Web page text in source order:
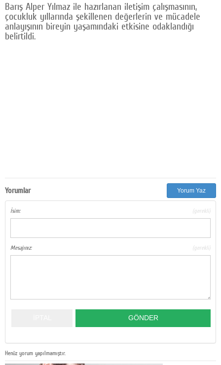
Barış Alper Yılmaz ile hazırlanan iletişim çalışmasının,
çocukluk yıllarında şekillenen değerlerin ve mücadele
anlayışının bireyin yaşamındaki etkisine odaklandığı
belirtildi.
Yorumlar Yorum Yaz
İsim: (gerekli)
Mesajınız: (gerekli)
Henüz yorum yapılmamıştır.